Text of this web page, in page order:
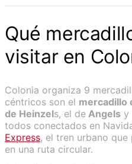
Qué
visitar en
Colonia organiza 9
céntricos son el mercadillo
de Heinzels, el de Angels y
todos conectados en
Express, el tren urbano
en una ruta circular.